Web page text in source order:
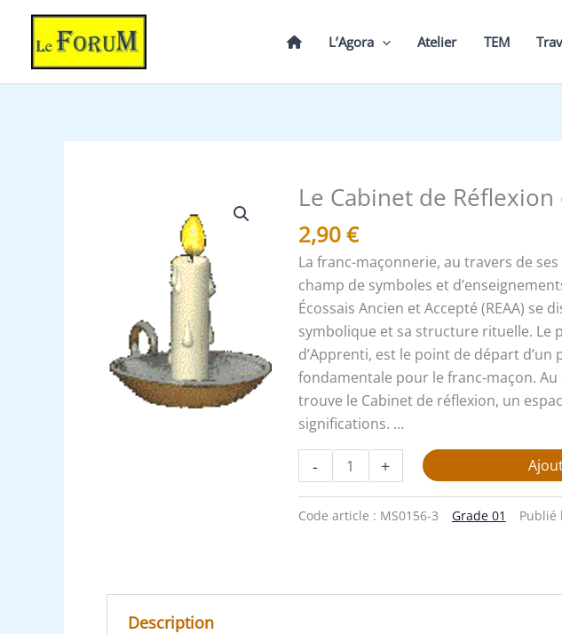
contenu
L’Agora Atelier TEM
Le Cabinet de
2,90€
La franc-maçonnerie, au travers de
champ de symboles et
Écossais Ancien et Accepté (REAA) se
symbolique et sa structure rituelle. Le
d’Apprenti, est le point de départ
fondamentale pour le franc-maçon.
trouve le Cabinet de réflexion, un
significations. …
-
quantité
Le
Cabinet
de
Réflexion
et
sa
symbolique
+
Code article : MS0156-3 Grade 01 Publié
Description